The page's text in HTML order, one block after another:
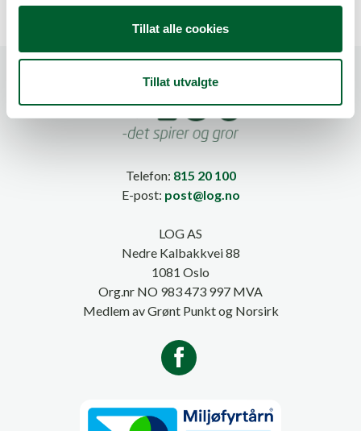
Tillat alle cookies
Tillat utvalgte
Telefon: 815 20 100
E-post: post@log.no
LOG AS
Nedre Kalbakkvei 88
1081 Oslo
Org.nr NO 983 473 997 MVA
Medlem av Grønt Punkt og Norsirk